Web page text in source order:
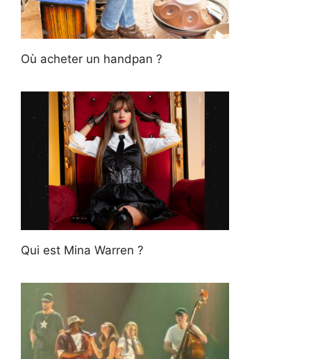
Où acheter un handpan ?
Qui est Mina Warren ?